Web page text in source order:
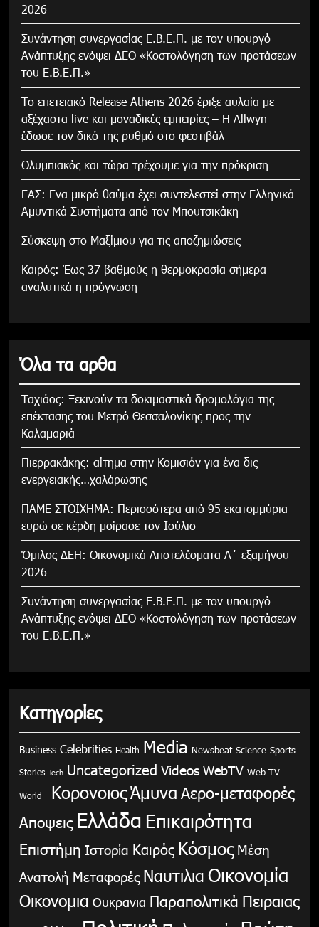
2026
Συνάντηση συνεργασίας Ε.Β.Ε.Π. με τον υπουργό
Ανάπτυξης ενόψει ΔΕΘ «Κοστολόγηση των προτάσεων
του Ε.Β.Ε.Π.»
Το επετειακό Release Athens 2026 έριξε αυλαία με
αξέχαστα live και μοναδικές εμπειρίες – Η Allwyn
έδωσε τον δικό της ρυθμό στο φεστιβάλ
Ολυμπιακός και τώρα τρέχουμε για την πρόκριση
ΕΑΣ: Ενα μικρό θαύμα έχει συντελεστεί στην Ελληνικά
Αμυντικά Συστήματα από τον Μπουτσικάκη
Σύσκεψη στο Μαξίμιου για τις αποζημιώσεις
Καιρός: Έως 37 βαθμούς η θερμοκρασία σήμερα –
αναλυτικά η πρόγνωση
Όλα τα αρθα
Tαχιάος: Ξεκινούν τα δοκιμαστικά δρομολόγια της
επέκτασης του Μετρό Θεσσαλονίκης προς την
Καλαμαριά
Πιερρακάκης: αίτημα στην Κομισιόν για ένα δις
ενεργειακής…χαλάρωσης
ΠΑΜΕ ΣΤΟΙΧΗΜΑ: Περισσότερα από 95 εκατομμύρια
ευρώ σε κέρδη μοίρασε τον Ιούλιο
Όμιλος ΔΕΗ: Οικονομικά Αποτελέσματα Α΄ εξαμήνου
2026
Συνάντηση συνεργασίας Ε.Β.Ε.Π. με τον υπουργό
Ανάπτυξης ενόψει ΔΕΘ «Κοστολόγηση των προτάσεων
του Ε.Β.Ε.Π.»
Κατηγορίες
Business Celebrities Health Media Newsbeat Science Sports
Stories Tech Uncategorized Videos WebTV Web TV
World ΚορονοιοςΆμυνα Αερο-μεταφορές
Αποψεις Ελλάδα Επικαιρότητα
Επιστήμη Ιστορία Καιρός Κόσμος Μέση
Ανατολή Μεταφορές Ναυτιλια Οικονομία
Οικονομια Ουκρανια Παραπολιτικά Πειραιας